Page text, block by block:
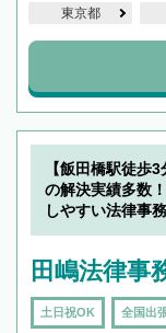
東京都
【飯田橋駅徒歩
の解決実績多数
しやすい法律事
田嶋法律事
土日祝OK 全国出